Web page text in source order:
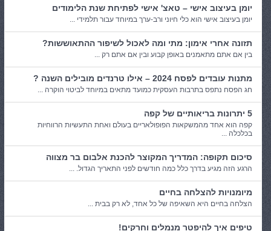
יומן בעיצוב אישי – טאצ' אישי לפתיחת שנת הלימודים
יומן בעיצוב אישי הוא כלי חיוני ורב-ערך במיוחד עבור תלמידי ...
תזונה אחרי אימון: מתי ומה לאכול לשיפור ההתאוששות?
בין אם אתם מתאמנים באופן קבוע ובין אם אתם רק ...
מתנות עובדים לפסח 2024 – אילו טרנדים מובילים השנה ?
חג הפסח נתפס בתרבות העסקית כמועד מתאים במיוחד לביטוי הוקרה ...
5 יתרונות בריאותיים של קפה
קפה הוא אחד מהמשקאות הפופולאריים בעולם ואחת התעשיות הרווחיות
בכלכלה ...
סיכום תקופה: המדריך המקוצר להכנת אלבום בר מצווה
הרגע הזה מגיע בדרך כלל כמה חודשים לפני התאריך הגדול. ...
מיומנויות להצלחה בחיים
הצלחה בחיים היא השאיפה של כל אחד, לא רק בבית ...
טיפים איך להיפטר מנמלים וחרקים!